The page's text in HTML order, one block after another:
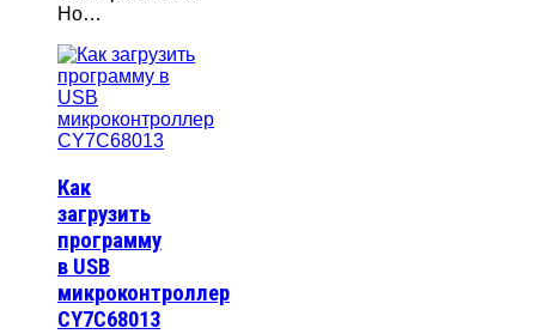
Но…
Как
загрузить
программу
в USB
микроконтроллер
CY7C68013